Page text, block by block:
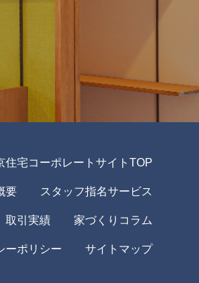
住宅コーポレートサイトTOP
要 スタッフ指名サービス
取引実績 家づくりコラム
ーポリシー サイトマップ